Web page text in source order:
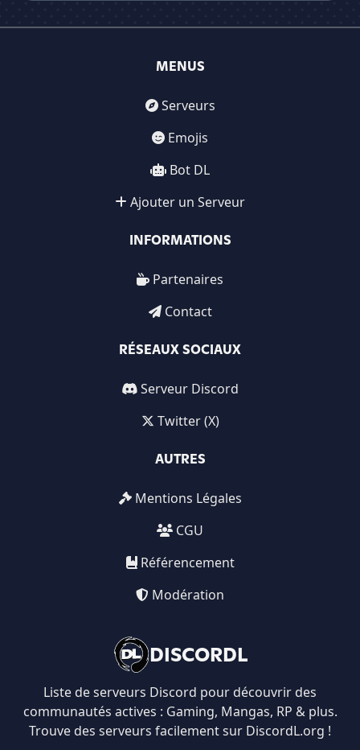
DISCORDL
Liste de serveurs Discord pour découvrir des
communautés actives : Gaming, Mangas, RP & plus.
Trouve des serveurs facilement sur DiscordL.org !
MENUS
Serveurs
Emojis
Bot DL
Ajouter un Serveur
INFORMATIONS
Partenaires
Contact
RÉSEAUX SOCIAUX
Serveur Discord
Twitter (X)
AUTRES
Mentions Légales
CGU
Référencement
Modération